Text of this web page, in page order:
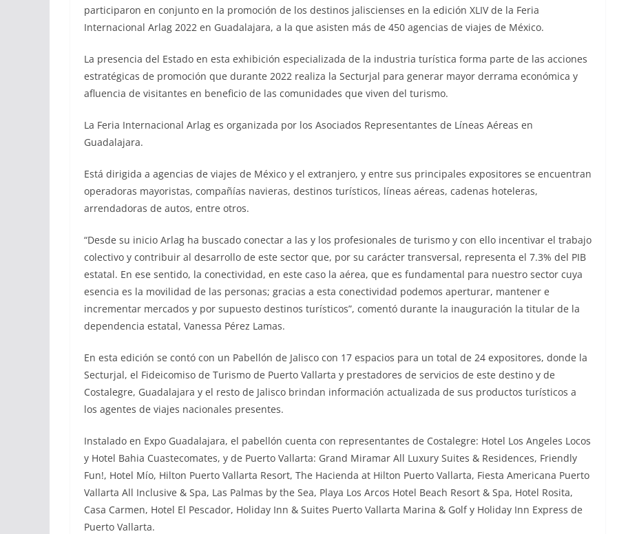
participaron en conjunto en la promoción de los destinos jaliscienses en la edición XLIV de la Feria
Internacional Arlag 2022 en Guadalajara, a la que asisten más de 450 agencias de viajes de México.
La presencia del Estado en esta exhibición especializada de la industria turística forma parte de las acciones
estratégicas de promoción que durante 2022 realiza la Secturjal para generar mayor derrama económica y
afluencia de visitantes en beneficio de las comunidades que viven del turismo.
La Feria Internacional Arlag es organizada por los Asociados Representantes de Líneas Aéreas en
Guadalajara.
Está dirigida a agencias de viajes de México y el extranjero, y entre sus principales expositores se encuentran
operadoras mayoristas, compañías navieras, destinos turísticos, líneas aéreas, cadenas hoteleras,
arrendadoras de autos, entre otros.
“Desde su inicio Arlag ha buscado conectar a las y los profesionales de turismo y con ello incentivar el trabajo
colectivo y contribuir al desarrollo de este sector que, por su carácter transversal, representa el 7.3% del PIB
estatal. En ese sentido, la conectividad, en este caso la aérea, que es fundamental para nuestro sector cuya
esencia es la movilidad de las personas; gracias a esta conectividad podemos aperturar, mantener e
incrementar mercados y por supuesto destinos turísticos”, comentó durante la inauguración la titular de la
dependencia estatal, Vanessa Pérez Lamas.
En esta edición se contó con un Pabellón de Jalisco con 17 espacios para un total de 24 expositores, donde la
Secturjal, el Fideicomiso de Turismo de Puerto Vallarta y prestadores de servicios de este destino y de
Costalegre, Guadalajara y el resto de Jalisco brindan información actualizada de sus productos turísticos a
los agentes de viajes nacionales presentes.
Instalado en Expo Guadalajara, el pabellón cuenta con representantes de Costalegre: Hotel Los Angeles Locos
y Hotel Bahia Cuastecomates, y de Puerto Vallarta: Grand Miramar All Luxury Suites & Residences, Friendly
Fun!, Hotel Mío, Hilton Puerto Vallarta Resort, The Hacienda at Hilton Puerto Vallarta, Fiesta Americana Puerto
Vallarta All Inclusive & Spa, Las Palmas by the Sea, Playa Los Arcos Hotel Beach Resort & Spa, Hotel Rosita,
Casa Carmen, Hotel El Pescador, Holiday Inn & Suites Puerto Vallarta Marina & Golf y Holiday Inn Express de
Puerto Vallarta.